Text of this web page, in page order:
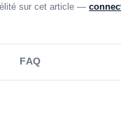
sur cet article —
FAQ